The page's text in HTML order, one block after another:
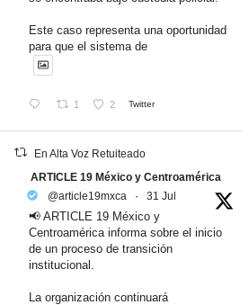
Este caso representa una oportunidad
para que el sistema de
1 2 Twitter
En Alta Voz Retuiteado
ARTICLE 19 México y Centroamérica
@article19mxca
· 31 Jul
📢 ARTICLE 19 México y
Centroamérica informa sobre el inicio
de un proceso de transición
institucional.
La organización continuará